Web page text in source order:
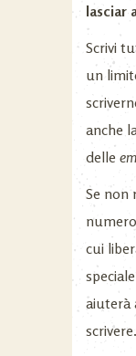
lasciar
Scrivi
un
anche
delle
Se non
cui
speciale
aiuterà
scrivere.